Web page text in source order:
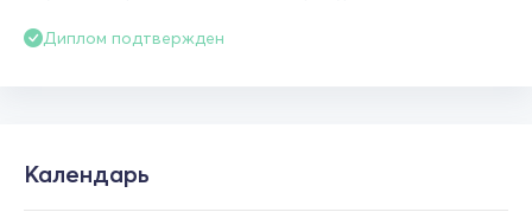
Диплом подтвержден
Календарь